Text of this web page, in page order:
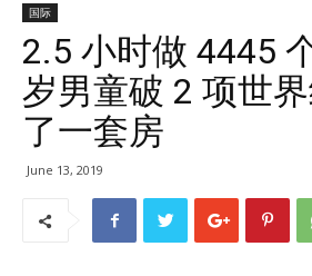
国际
2.5 小时做 4445
岁男童破 2 项世
了一套房
June 13, 2019